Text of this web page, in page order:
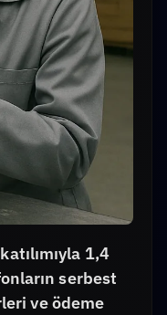
1,4
serbest
ve ödeme